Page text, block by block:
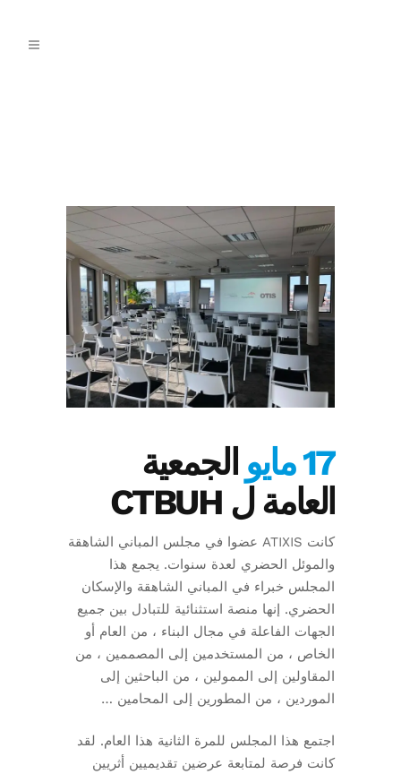
17 مايو
الجمعية
العامة ل CTBUH
كانت ATIXIS عضوا في مجلس المباني الشاهقة
والموئل الحضري لعدة سنوات. يجمع هذا
المجلس خبراء في المباني الشاهقة والإسكان
الحضري. إنها منصة استثنائية للتبادل بين جميع
الجهات الفاعلة في مجال البناء ، من العام أو
الخاص ، من المستخدمين إلى المصممين ، من
المقاولين إلى الممولين ، من الباحثين إلى
الموردين ، من المطورين إلى المحامين …
اجتمع هذا المجلس للمرة الثانية هذا العام. لقد
كانت فرصة لمتابعة عرضين تقديميين أثريين